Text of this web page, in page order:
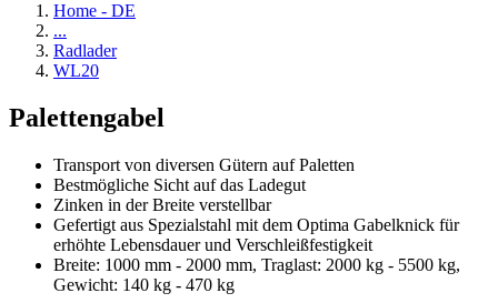
Home - DE
...
Radlader
WL20
Palettengabel
Transport von diversen Gütern auf Paletten
Bestmögliche Sicht auf das Ladegut
Zinken in der Breite verstellbar
Gefertigt aus Spezialstahl mit dem Optima Gabelknick für
erhöhte Lebensdauer und Verschleißfestigkeit
Breite: 1000 mm - 2000 mm, Traglast: 2000 kg - 5500 kg,
Gewicht: 140 kg - 470 kg